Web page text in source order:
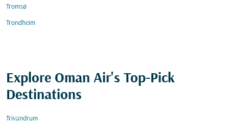
Tromsø
Trondheim
Explore Oman Air's Top-Pick
Destinations
Trivandrum